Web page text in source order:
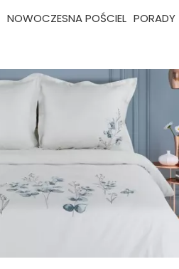
NOWOCZESNA POŚCIEL PORADY